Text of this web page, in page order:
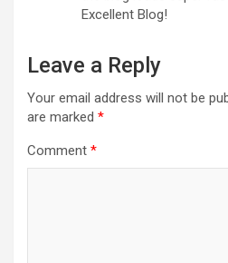
Excellent Blog!
Leave a Reply
Your email address will not be
are marked *
Comment *